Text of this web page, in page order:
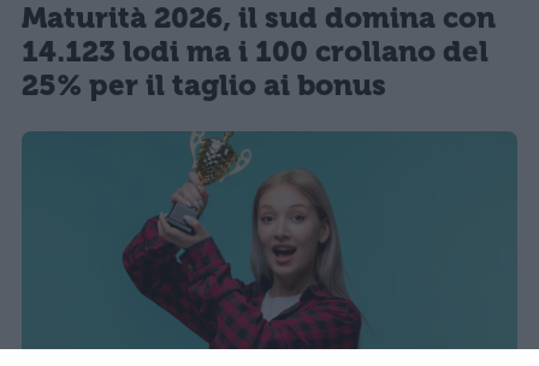
Maturità 2026, il sud domina con
14.123 lodi ma i 100 crollano del
25% per il taglio ai bonus